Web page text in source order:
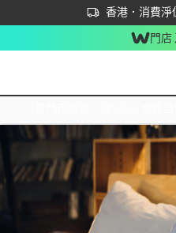
香港．消費淨
立即成為易賞
首次APP下單買滿
門店
Tag:補鐵1